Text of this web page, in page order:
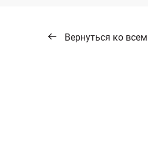
Вернуться ко